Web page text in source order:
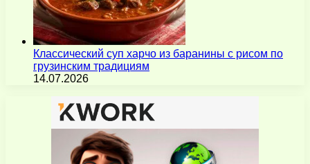
Классический суп харчо из баранины с рисом по
грузинским традициям
14.07.2026